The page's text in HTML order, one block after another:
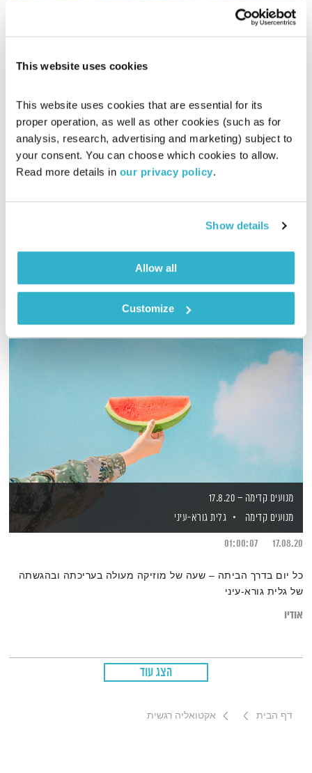
This website uses cookies
This website uses cookies that are essential for its
proper operation, as well as other cookies (such as for
analysis, research, advertising and marketing) subject to
your consent. You can choose which cookies to allow.
Read more details in our privacy policy.
Show details
Allow all
Customize
מנועים קדימה – 9.9.19
גלית גורא-עיני
שעה של מוזיקה מעולה בעריכתה ובהגשתה של גלית גורא-עיני
אודיו
מנועים קדימה – 17.8.20
מנועים קדימה
גלית גורא-עיני
17.08.20
01:00:07
כל יום בדרך הביתה – שעה של מוזיקה מעולה בעריכתה ובהגשתה
של גלית גורא-עיני
אודיו
הצג עוד
דף הבית אקטואליה רגשית